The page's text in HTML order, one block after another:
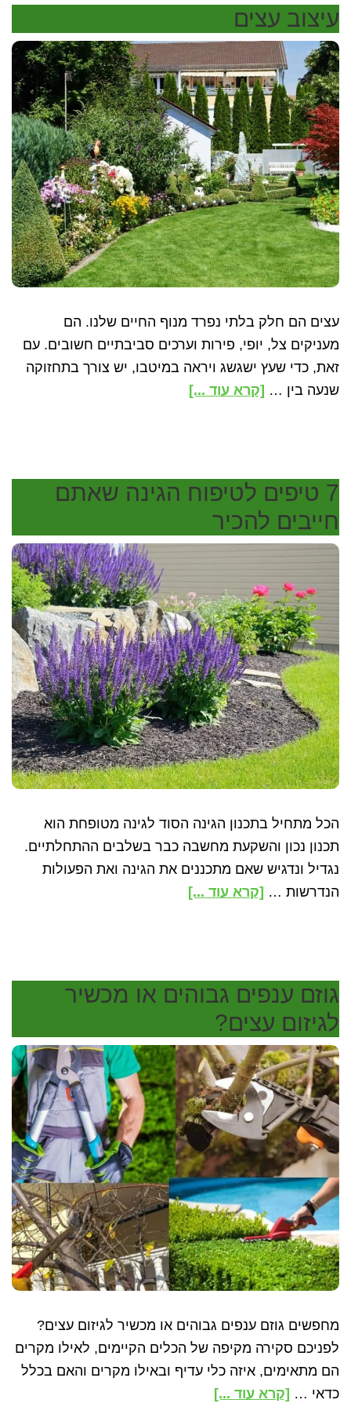
כמה
עולה
ולמה
חייבים
לשים
לב!
עיצוב עצים
עצים הם חלק בלתי נפרד מנוף החיים שלנו. הם
מעניקים צל, יופי, פירות וערכים סביבתיים חשובים. עם
זאת, כדי שעץ ישגשג ויראה במיטבו, יש צורך בתחזוקה
שנעה בין … [קרא עוד ...]about
7 טיפים לטיפוח הגינה שאתם
חייבים להכיר
הכל מתחיל בתכנון הגינה הסוד לגינה מטופחת הוא
תכנון נכון והשקעת מחשבה כבר בשלבים ההתחלתיים.
נגדיל ונדגיש שאם מתכננים את הגינה ואת הפעולות
הנדרשות … [קרא עוד ...]about
הגינה
שאתם
להכיר
גוזם ענפים גבוהים או מכשיר
לגיזום עצים?
מחפשים גוזם ענפים גבוהים או מכשיר לגיזום עצים?
לפניכם סקירה מקיפה של הכלים הקיימים, לאילו מקרים
הם מתאימים, איזה כלי עדיף ובאילו מקרים והאם בכלל
כדאי … [קרא עוד ...]about